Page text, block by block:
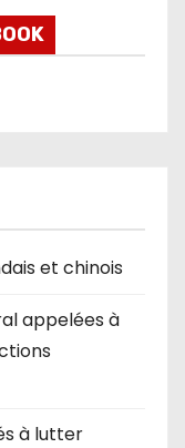
et chinois
appelées à
à lutter